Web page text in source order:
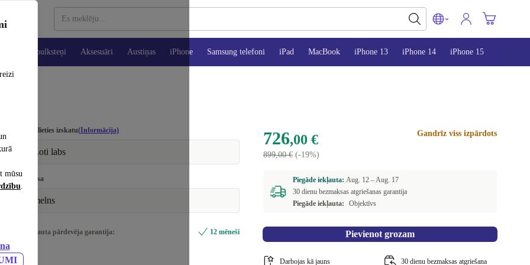
mūsu
.
Viedpulksteņi Aksesuāri Austiņas iPhone Samsung telefoni iPad MacBook iPhone 13 iPhone 14 iPhone 15
Izvēlieties izskatu(Informācija)
Ļoti labs
Krāsa
melns
Iekļauta pārdevēja garantija: 12 mēneši
726,00 €
899,00 €(-19%)
Gandrīz viss izpārdots
Piegāde iekļauta:Aug. 12 –Aug. 17
30 dienu bezmaksas atgriešanas garantija
Piegāde iekļauta:
Objektīvs
Pievienot grozam
Darbojas kā jauns 30 dienu bezmaksas atgriešana